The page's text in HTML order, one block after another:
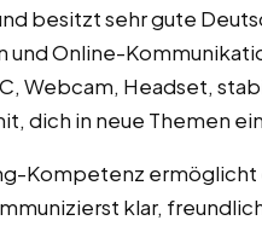
besitzt sehr gute
und Online-
Webcam, Headset,
dich in neue Themen
Kompetenz ermöglicht
klar,